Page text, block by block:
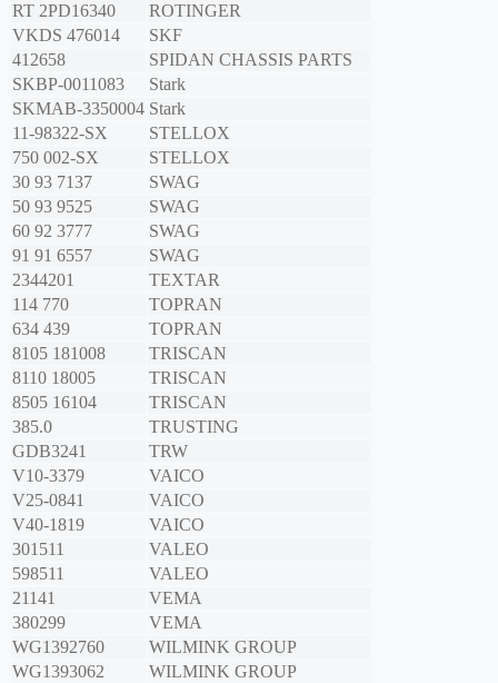
RT 2PD16340
ROTINGER
VKDS 476014
SKF
412658
SPIDAN CHASSIS PARTS
SKBP-0011083
Stark
SKMAB-3350004 Stark
11-98322-SX
STELLOX
750 002-SX
STELLOX
30 93 7137
SWAG
50 93 9525
SWAG
60 92 3777
SWAG
91 91 6557
SWAG
2344201
TEXTAR
114 770
TOPRAN
634 439
TOPRAN
8105 181008
TRISCAN
8110 18005
TRISCAN
8505 16104
TRISCAN
385.0
TRUSTING
GDB3241
TRW
V10-3379
VAICO
V25-0841
VAICO
V40-1819
VAICO
301511
VALEO
598511
VALEO
21141
VEMA
380299
VEMA
WG1392760
WILMINK GROUP
WG1393062
WILMINK GROUP